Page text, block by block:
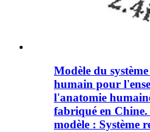
Modèle du
humain pour
l'anatomie
fabriqué en
modèle : Système